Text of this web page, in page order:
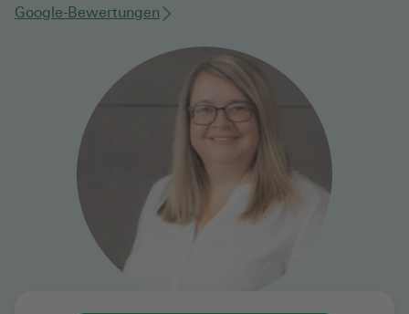
Google-Bewertungen